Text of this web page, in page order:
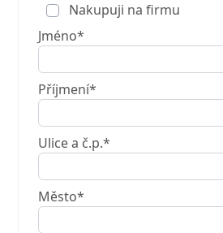
Nakupuji na firmu
Jméno*
Příjmení*
Ulice a č.p.*
Město*